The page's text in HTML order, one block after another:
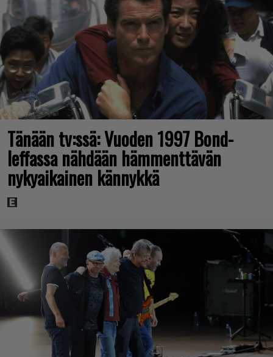
Tänään tv:ssä: Vuoden 1997 Bond-
leffassa nähdään hämmenttävän
nykyaikainen kännykkä